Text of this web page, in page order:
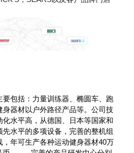
要包括：力量训练器、椭圆车、跑
身器材以户外路径产品等。公司技
水平高，从德国、日本等国家和
水平的多项设备，完善的整机组
年可生产各种运动健身器材40万